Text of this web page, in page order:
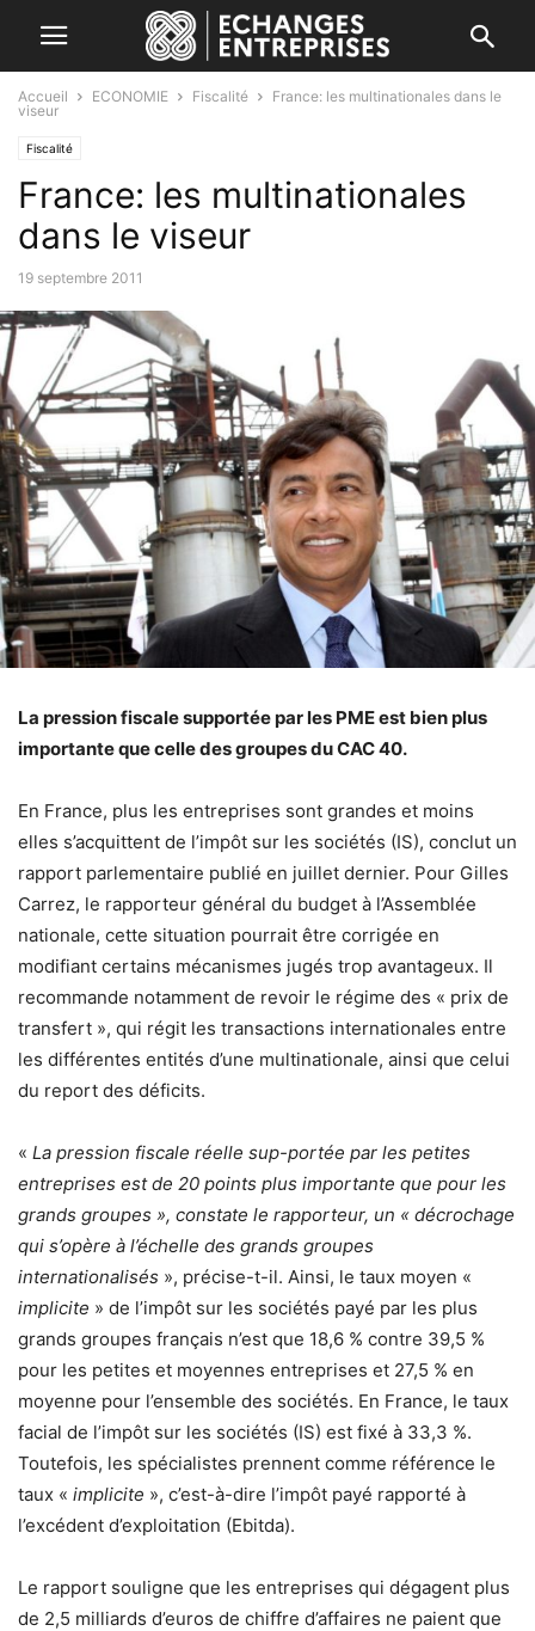
Accueil ECONOMIE Fiscalité
France: les multinationales dans le
viseur
Fiscalité
France: les multinationales
dans le viseur
19 septembre 2011
La pression fiscale supportée par les PME est bien plus
importante que celle des groupes du CAC 40.
En France, plus les entreprises sont grandes et moins
elles s’acquittent de l’impôt sur les sociétés (IS), conclut un
rapport parlementaire publié en juillet dernier. Pour Gilles
Carrez, le rapporteur général du budget à l’Assemblée
nationale, cette situation pourrait être corrigée en
modifiant certains mécanismes jugés trop avantageux. Il
recommande notamment de revoir le régime des « prix de
transfert », qui régit les transactions internationales entre
les différentes entités d’une multinationale, ainsi que celui
du report des déficits.
« La pression fiscale réelle sup-portée par les petites
entreprises est de 20 points plus importante que pour les
grands groupes », constate le rapporteur, un « décrochage
qui s’opère à l’échelle des grands groupes
internationalisés », précise-t-il. Ainsi, le taux moyen «
implicite » de l’impôt sur les sociétés payé par les plus
grands groupes français n’est que 18,6 % contre 39,5 %
pour les petites et moyennes entreprises et 27,5 % en
moyenne pour l’ensemble des sociétés. En France, le taux
facial de l’impôt sur les sociétés (IS) est fixé à 33,3 %.
Toutefois, les spécialistes prennent comme référence le
taux « implicite », c’est-à-dire l’impôt payé rapporté à
l’excédent d’exploitation (Ebitda).
Le rapport souligne que les entreprises qui dégagent plus
de 2,5 milliards d’euros de chiffre d’affaires ne paient que